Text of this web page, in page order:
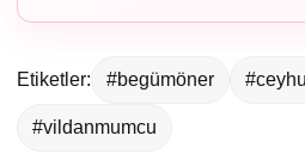
Etiketler: #begümöner
#vildanmumcu